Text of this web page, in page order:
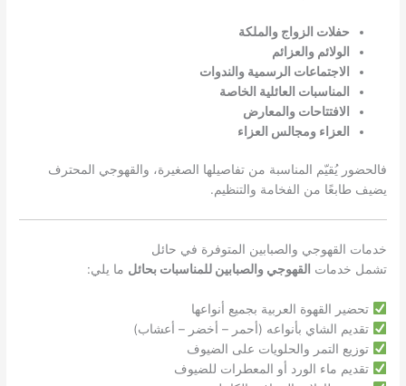
حفلات الزواج والملكة
الولائم والعزائم
الاجتماعات الرسمية والندوات
المناسبات العائلية الخاصة
الافتتاحات والمعارض
العزاء ومجالس العزاء
فالحضور يُقيّم المناسبة من تفاصيلها الصغيرة، والقهوجي المحترف
يضيف طابعًا من الفخامة والتنظيم.
خدمات القهوجي والصبابين المتوفرة في حائل
تشمل خدمات القهوجي والصبابين للمناسبات بحائل ما يلي:
تحضير القهوة العربية بجميع أنواعها
تقديم الشاي بأنواعه (أحمر – أخضر – أعشاب)
توزيع التمر والحلويات على الضيوف
تقديم ماء الورد أو المعطرات للضيوف